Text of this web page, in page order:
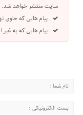
سایت منتشر خواهد شد.
پیام هایی که حاوی
پیام هایی که به